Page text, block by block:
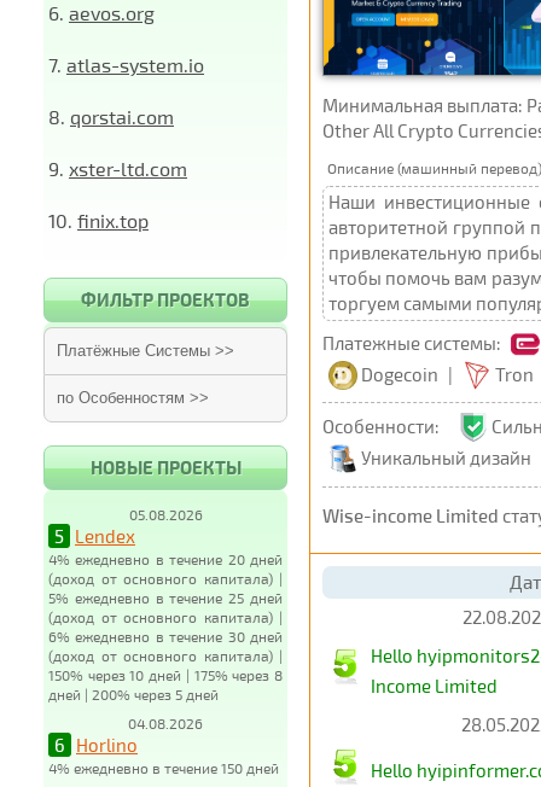
6. aevos.org
7. atlas-system.io
8. qorstai.com
9. xster-ltd.com
10. finix.top
ФИЛЬТР ПРОЕКТОВ
Платёжные Системы >>
по Особенностям >>
НОВЫЕ ПРОЕКТЫ
05.08.2026
5 Lendex
4% ежедневно в течение 20 дней
(доход от основного капитала) |
5% ежедневно в течение 25 дней
(доход от основного капитала) |
6% ежедневно в течение 30 дней
(доход от основного капитала) |
150% через 10 дней | 175% через 8
дней | 200% через 5 дней
04.08.2026
6 Horlino
4% ежедневно в течение 150 дней
Минимальная выплата:
Other All Crypto
Описание (машинный
Наши инвестиционные
авторитетной группой
привлекательную
чтобы помочь вам
торгуем самыми
Платежные системы:
Dogecoin | Tron
Особенности:
Уникальный дизайн
Wise-income Limited
Hello
Income Limited
Hello